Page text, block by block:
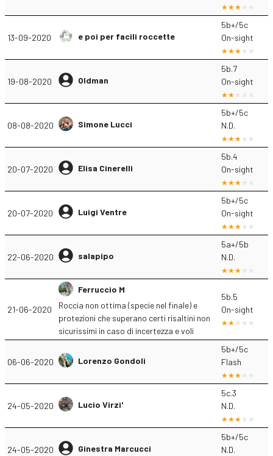
13-09-2020 e poi per facili roccette
5b+/5c
On-sight
19-08-2020 Oldman
5b.7
On-sight
08-08-2020 Simone Lucci
5b+/5c
N.D.
20-07-2020 Elisa Cinerelli
5b.4
On-sight
20-07-2020 Luigi Ventre
5b+/5c
On-sight
22-06-2020 salapipo
5a+/5b
N.D.
21-06-2020
Ferruccio M
Roccia non ottima (specie nel finale) e
protezioni che superano certi risaltini non
sicurissimi in caso di incertezza e voli
5b.5
On-sight
06-06-2020 Lorenzo Gondoli
5b+/5c
Flash
24-05-2020 Lucio Virzi'
5c.3
N.D.
24-05-2020 Ginestra Marcucci
5b+/5c
N.D.